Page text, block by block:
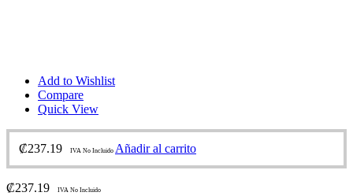
Add to Wishlist
Compare
Quick View
₡237.19 IVA No Incluido Añadir al carrito
₡237.19 IVA No Incluido